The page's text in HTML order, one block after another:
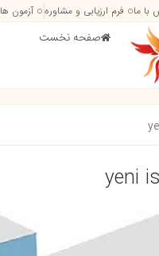
با ما فرم ارزیابی و مشاوره آزمون ها
صفحه نخست
yeni